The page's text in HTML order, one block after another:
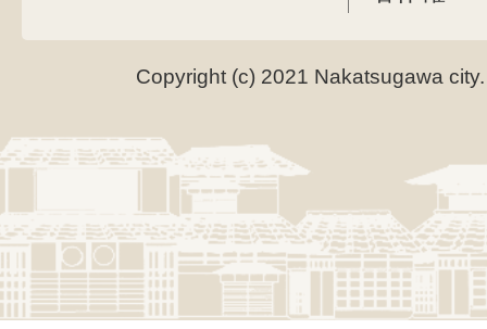
Copyright (c) 2021 Nakatsugawa